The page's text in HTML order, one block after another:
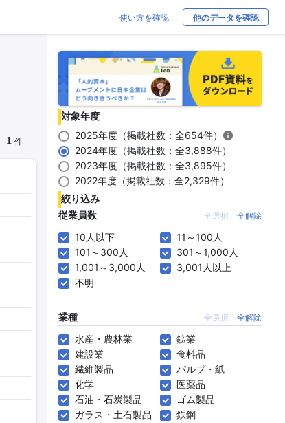
使い方を確認 他のデータを確認
1 件
対象年度
2025年度（掲載社数：全654件）
2024年度（掲載社数：全3,888件）
2023年度（掲載社数：全3,895件）
2022年度（掲載社数：全2,329件）
絞り込み
従業員数
全選択 全解除
10人以下
11～100人
101～300人
301～1,000人
1,001～3,000人
3,001人以上
不明
業種 全選択 全解除
水産・農林業
鉱業
建設業
食料品
繊維製品
パルプ・紙
化学
医薬品
石油・石炭製品
ゴム製品
ガラス・土石製品
鉄鋼